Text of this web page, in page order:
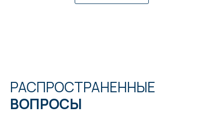
РАСПРОСТРАНЕННЫЕ
ВОПРОСЫ